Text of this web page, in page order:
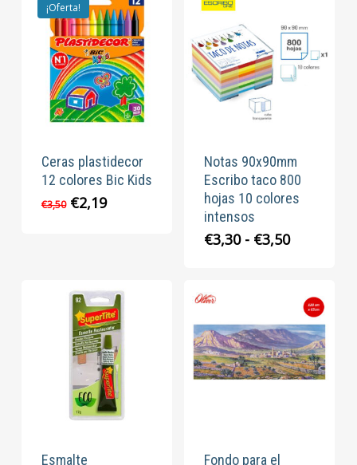
¡Oferta!
Ceras plastidecor
12 colores Bic Kids
€3,50 El
€2,19El
Notas 90x90mm
Escribo taco 800
hojas 10 colores
intensos
€3,30 - €3,50Rango
€3,30
hasta
€3,50
Esmalte Fondo para el